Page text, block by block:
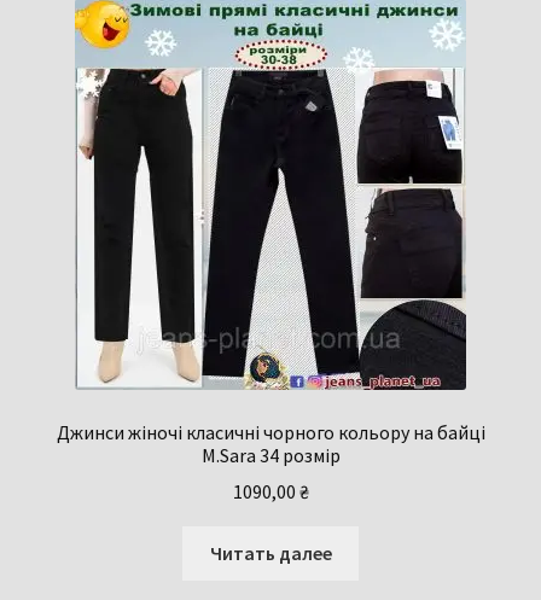
Джинси жіночі класичні чорного кольору на байці
M.Sara 34 розмір
1090,00 ₴
Читать далее